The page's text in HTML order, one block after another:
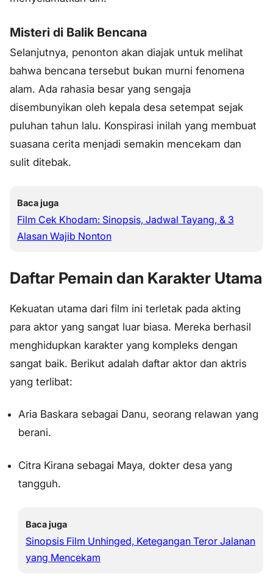
Misteri di Balik Bencana
Selanjutnya, penonton akan diajak untuk melihat
bahwa bencana tersebut bukan murni fenomena
alam. Ada rahasia besar yang sengaja
disembunyikan oleh kepala desa setempat sejak
puluhan tahun lalu. Konspirasi inilah yang membuat
suasana cerita menjadi semakin mencekam dan
sulit ditebak.
Baca juga
Film Cek Khodam: Sinopsis, Jadwal Tayang, & 3
Alasan Wajib Nonton
Daftar Pemain dan Karakter Utama
Kekuatan utama dari film ini terletak pada akting
para aktor yang sangat luar biasa. Mereka berhasil
menghidupkan karakter yang kompleks dengan
sangat baik. Berikut adalah daftar aktor dan aktris
yang terlibat:
Aria Baskara sebagai Danu, seorang relawan yang
berani.
Citra Kirana sebagai Maya, dokter desa yang
tangguh.
Baca juga
Sinopsis Film Unhinged, Ketegangan Teror Jalanan
yang Mencekam